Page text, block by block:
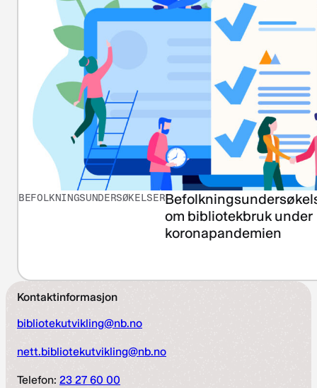
BEFOLKNINGSUNDERSØKELSER
om bibliotekbruk under
koronapandemien
Kontaktinformasjon
bibliotekutvikling@nb.no
nett.bibliotekutvikling@nb.no
Telefon: 23 27 60 00